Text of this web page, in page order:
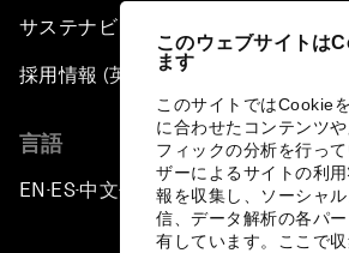
このウェブサイトは
ます
このサイトではCookie
に合わせたコンテンツ
フィックの分析を行っ
ザーによるサイトの利
報を収集し、ソーシャ
信、データ解析の各パ
有しています。ここで収
サステナビリティへの取り組み
採用情報 (英語のみ)
言語
EN ▪ES▪中文▪ 日本語